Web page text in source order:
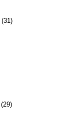
(31)
(29)